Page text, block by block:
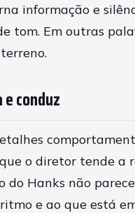
informação e
tom. Em outras
conduz
o diretor tende a
Hanks não
e ao que está